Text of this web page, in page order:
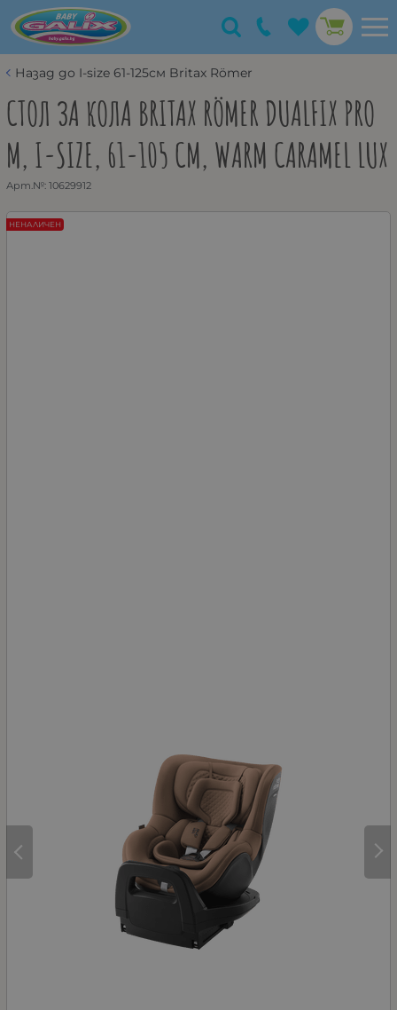
Назад до I-size 61-125см Britax Römer
СТОЛ ЗА КОЛА BRITAX RÖMER DUALFIX PRO
M, I-SIZE, 61-105 СМ, WARM CARAMEL LUX
Арт.№: 10629912
НЕНАЛИЧЕН